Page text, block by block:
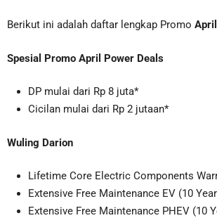
Berikut ini adalah daftar lengkap Promo
Spesial Promo April Power Deals
DP mulai dari Rp 8 juta*
Cicilan mulai dari Rp 2 jutaan*
Wuling Darion
Lifetime Core Electric Components
Extensive Free Maintenance EV (10
Extensive Free Maintenance PHEV (10